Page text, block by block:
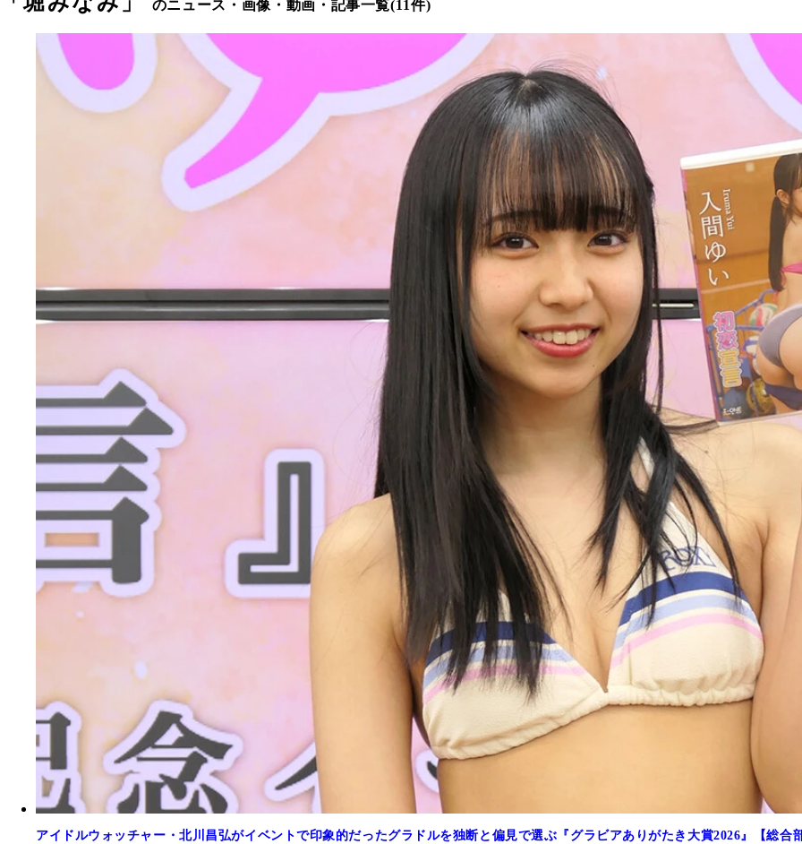
のニュース・画像・動画・記事一覧(11件)
アイドルウォッチャー・北川昌弘がイベントで印象的だったグラドルを独断と偏見で選ぶ『グラビアありがたき大賞2026』【総合